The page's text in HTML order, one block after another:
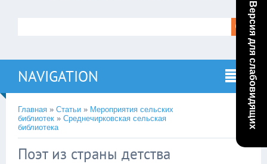
Версия для слабовидящих
NAVIGATION
Главная » Статьи » Мероприятия сельских
библиотек » Среднечирковская сельская
библиотека
Поэт из страны детства